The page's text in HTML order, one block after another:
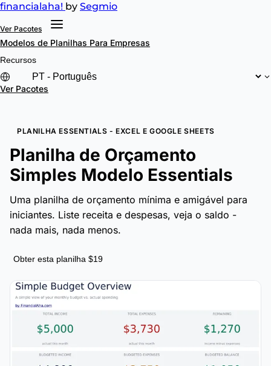
financialaha! by Segmio
Ver Pacotes
Modelos de Planilhas Para Empresas
Recursos
Ver Pacotes
PLANILHA ESSENTIALS - EXCEL E GOOGLE SHEETS
Planilha de Orçamento
Simples Modelo Essentials
Uma planilha de orçamento mínima e amigável para
iniciantes. Liste receita e despesas, veja o saldo -
nada mais, nada menos.
Obter esta planilha $19